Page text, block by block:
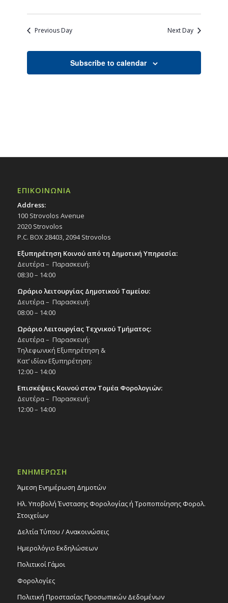
Previous Day Next Day
Subscribe to calendar
ΕΠΙΚΟΙΝΩΝΙΑ
Address:
100 Strovolos Avenue
2020 Strovolos
P.C. BOX 28403, 2094 Strovolos
Εξυπηρέτηση Κοινού από τη Δημοτική Υπηρεσία:
Δευτέρα – Παρασκευή:
08:30 – 14:00
Ωράριο λειτουργίας Δημοτικού Ταμείου:
Δευτέρα – Παρασκευή:
08:00 – 14:00
Ωράριο Λειτουργίας Τεχνικού Τμήματος:
Δευτέρα – Παρασκευή:
Τηλεφωνική Εξυπηρέτηση &
Κατ’ ιδίαν Εξυπηρέτηση:
12:00 – 14:00
Επισκέψεις Κοινού στον Τομέα Φορολογιών:
Δευτέρα – Παρασκευή:
12:00 – 14:00
ΕΝΗΜΕΡΩΣΗ
Άμεση Ενημέρωση Δημοτών
Ηλ. Υποβολή Ένστασης Φορολογίας ή Τροποποίησης Φορολ.
Στοιχείων
Δελτία Τύπου / Ανακοινώσεις
Ημερολόγιο Εκδηλώσεων
Πολιτικοί Γάμοι
Φορολογίες
Πολιτική Προστασίας Προσωπικών Δεδομένων